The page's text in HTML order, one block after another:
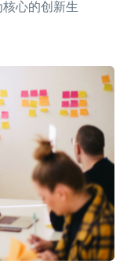
心的创新生